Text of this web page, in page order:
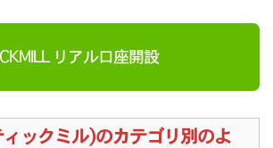
リアル口座開設
ィックミル)のカテゴリ別のよ